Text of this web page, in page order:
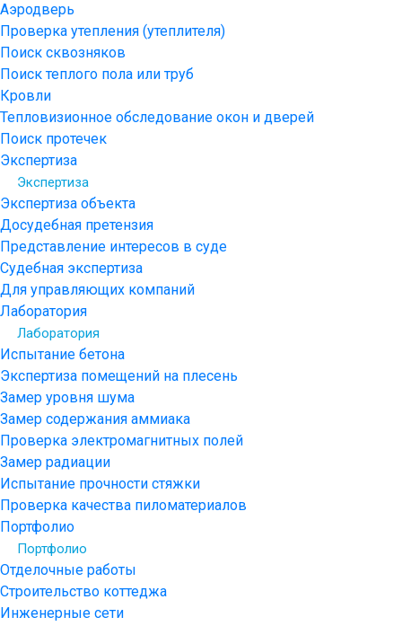
Аэродверь
Проверка утепления (утеплителя)
Поиск сквозняков
Поиск теплого пола или труб
Кровли
Тепловизионное обследование окон и дверей
Поиск протечек
Экспертиза
Экспертиза
Экспертиза объекта
Досудебная претензия
Представление интересов в суде
Судебная экспертиза
Для управляющих компаний
Лаборатория
Лаборатория
Испытание бетона
Экспертиза помещений на плесень
Замер уровня шума
Замер содержания аммиака
Проверка электромагнитных полей
Замер радиации
Испытание прочности стяжки
Проверка качества пиломатериалов
Портфолио
Портфолио
Отделочные работы
Строительство коттеджа
Инженерные сети